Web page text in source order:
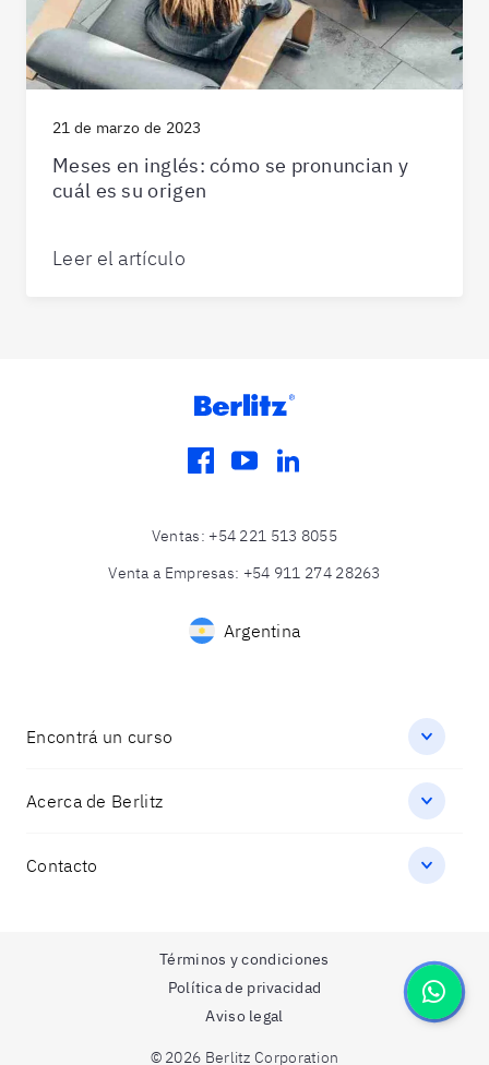
21 de marzo de 2023
Meses en inglés: cómo se pronuncian y
cuál es su origen
Leer el artículo
facebook
youtubelinkedin
Ventas: +54 221 513 8055
Venta a Empresas: +54 911 274 28263
Argentina
Encontrá un curso
Acerca de Berlitz
Contacto
© 2026 Berlitz Corporation
Términos y condiciones
Política de privacidad
Aviso legal